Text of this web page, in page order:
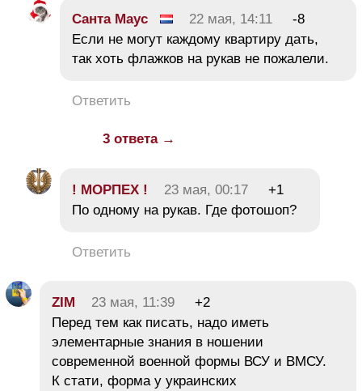
Санта Маус 22 мая, 14:11
-8
Если не могут каждому квартиру дать,
так хоть флажков на рукав не пожалели.
Ответить
3 ответа →
! МОРПЕХ ! 23 мая, 00:17
+1
По одному на рукав. Где фотошоп?
Ответить
ZIM 23 мая, 11:39
+2
Перед тем как писать, надо иметь
элементарные знания в ношении
современной военной формы ВСУ и ВМСУ.
К стати, форма у украинских